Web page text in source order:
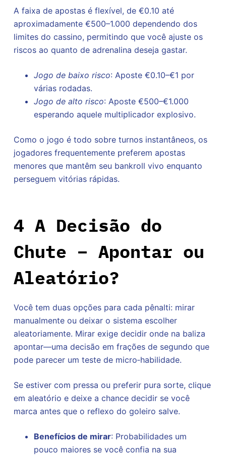
A faixa de apostas é flexível, de €0.10 até
aproximadamente €500–1.000 dependendo dos
limites do cassino, permitindo que você ajuste os
riscos ao quanto de adrenalina deseja gastar.
Jogo de baixo risco: Aposte €0.10–€1 por
várias rodadas.
Jogo de alto risco: Aposte €500–€1.000
esperando aquele multiplicador explosivo.
Como o jogo é todo sobre turnos instantâneos, os
jogadores frequentemente preferem apostas
menores que mantêm seu bankroll vivo enquanto
perseguem vitórias rápidas.
4 A Decisão do
Chute – Apontar ou
Aleatório?
Você tem duas opções para cada pênalti: mirar
manualmente ou deixar o sistema escolher
aleatoriamente. Mirar exige decidir onde na baliza
apontar—uma decisão em frações de segundo que
pode parecer um teste de micro‑habilidade.
Se estiver com pressa ou preferir pura sorte, clique
em aleatório e deixe a chance decidir se você
marca antes que o reflexo do goleiro salve.
Benefícios de mirar: Probabilidades um
pouco maiores se você confia na sua